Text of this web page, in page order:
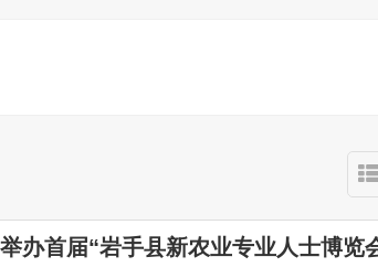
办首届“岩手县新农业专业人士博览